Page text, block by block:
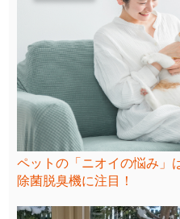
ペットの「ニオイの悩み」
除菌脱臭機に注目！